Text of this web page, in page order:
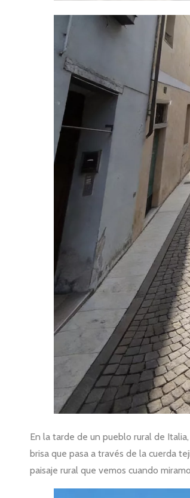
En la tarde de un pueblo rural de
brisa que pasa a través de la cuerda
paisaje rural que vemos cuando